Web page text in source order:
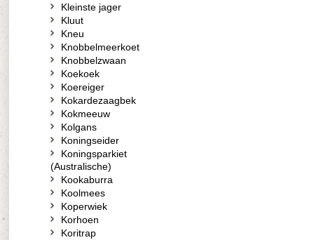
Kleinste jager
Kluut
Kneu
Knobbelmeerkoet
Knobbelzwaan
Koekoek
Koereiger
Kokardezaagbek
Kokmeeuw
Kolgans
Koningseider
Koningsparkiet
(Australische)
Kookaburra
Koolmees
Koperwiek
Korhoen
Koritrap